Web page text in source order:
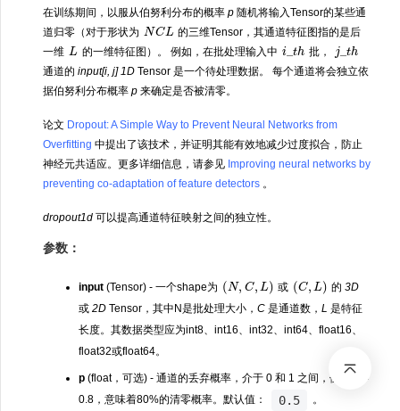
在训练期间，以服从伯努利分布的概率 p 随机将输入Tensor的某些通
道归零（对于形状为 NCL
的三维Tensor，其通道特征图指的是后
一维 L 的一维特征图）。 例如，在批处理输入中 i_ th 批， _ th
通道的 input[i, j] 1D Tensor 是一个待处理数据。 每个通道将会独立依
据伯努利分布概率 p 来确定是否被清零。
论文 Dropout: A Simple Way to Prevent Neural Networks from
Overfitting 中提出了该技术，并证明其能有效地减少过度拟合，防止
神经元共适应。更多详细信息，请参见 Improving neural networks by
preventing co-adaptation of feature detectors 。
dropout1d 可以提高通道特征映射之间的独立性。
参数：
input (Tensor) - 一个shape为 (N, C,L ) 或 ( C, L) 的3D
或 2D Tensor，其中N是批处理大小， C 是通道数， L 是特征
长度。其数据类型应为int8、int16、int32、int64、float16、
float32或float64。
p (float，可选) - 通道的丢弃概率，介于 0 和 1 之间，例如
=
0.8，意味着80%的清零概率。默认值：
0.5 。